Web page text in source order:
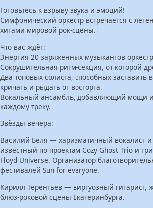
Готовьтесь к взрыву звука и эмоций!
Симфонический оркестр встречается с
хитами мировой рок‑сцены.
Что вас ждёт:
Энергия 20 заряженных музыкантов
Сокрушительная ритм‑секция, от которой
Два топовых солиста, способных заставить
кричать и рыдать от восторга.
Вокальный ансамбль, добавляющий мощи
каждому треку.
Звёзды вечера:
Василий Беля — харизматичный вокалист и
известный по проектам Cozy Ghost Trio и
Floyd Universe. Организатор
фестивалей Sun for everyone.
Кирилл Терентьев — виртуозный гитарист,
блюз‑роковой сцены Екатеринбурга.